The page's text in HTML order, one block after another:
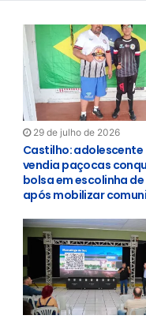
29 de julho de 2026
Castilho: adolescente
vendia paçocas
bolsa em escolinha
após mobilizar